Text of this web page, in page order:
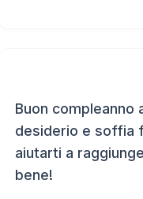
Buon compleanno
desiderio e soffia
aiutarti a
bene!